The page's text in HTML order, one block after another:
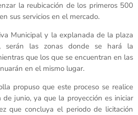
la reubicación de los primeros 500
sus servicios en el mercado.
Municipal y la explanada de la plaza
serán las zonas donde se hará la
que los que se encuentran en las
en el mismo lugar.
propuso que este proceso se realice
junio, ya que la proyección es iniciar
que concluya el periodo de licitación